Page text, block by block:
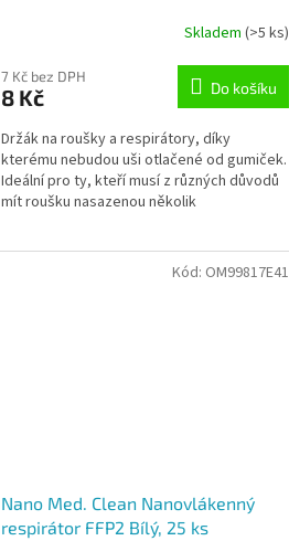
Skladem (>5 ks)
7 Kč bez DPH
8 Kč Do košíku
Držák na roušky a respirátory, díky
kterému nebudou uši otlačené od gumiček.
Ideální pro ty, kteří musí z různých důvodů
mít roušku nasazenou několik
Nano Med. Clean Nanovlákenný
respirátor FFP2 Bílý, 25 ks
Kód: OM99817E41